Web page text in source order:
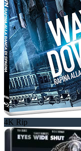
4K Rip